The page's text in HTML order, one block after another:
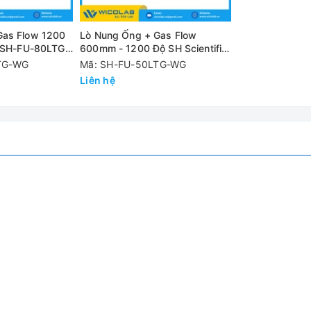
đoạn / mẫu. Tổng số 45 phân đoạn
có thể lập trình cung cấp hoạt động tiếng ồn thấp và
Flow 1200
FU-80LTG-
WG
Lò Nung Ống + Gas Flow
600mm - 1200 Độ SH Scientific
SH-FU-50LTG-WG
Mã: SH-FU-50LTG-WG
Liên hệ